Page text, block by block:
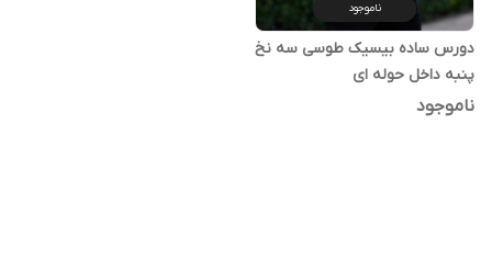
ناموجود
دورس ساده بیسیک طوسی سه نخ
پنبه داخل حوله ای
ناموجود